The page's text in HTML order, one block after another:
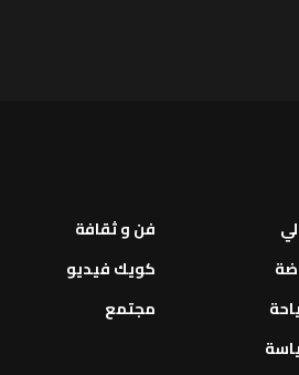
فن و ثقافة
كويك فيديو
مجتمع